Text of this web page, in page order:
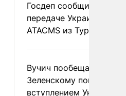
Госдеп сообщил о
передаче Украине
ATACMS из Турции
Вучич пообещал
Зеленскому помочь со
вступлением Украины в